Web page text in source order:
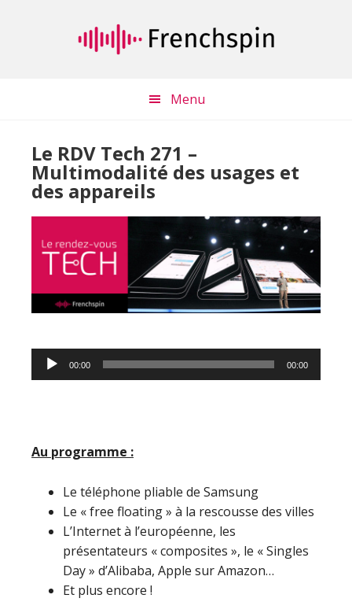
Menu
Le RDV Tech 271 –
Multimodalité des usages et
des appareils
Lecteur
audio
00:00 00:00
Au programme :
Le téléphone pliable de Samsung
Le « free floating » à la rescousse des villes
L’Internet à l’européenne, les
présentateurs « composites », le « Singles
Day » d’Alibaba, Apple sur Amazon…
Et plus encore !